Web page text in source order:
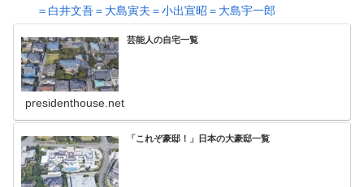
＝白井文吾＝大島寅夫＝小出宣昭＝大島宇一郎
芸能人の自宅一覧
presidenthouse.net
「これぞ豪邸！」日本の大豪邸一覧